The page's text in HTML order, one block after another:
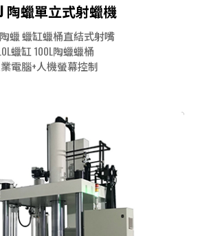
陶蠟單立式射蠟機
蠟 蠟缸蠟桶直結式射嘴
蠟缸 100L陶蠟蠟桶
電腦+人機螢幕控制